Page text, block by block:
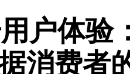
户体验
消费者